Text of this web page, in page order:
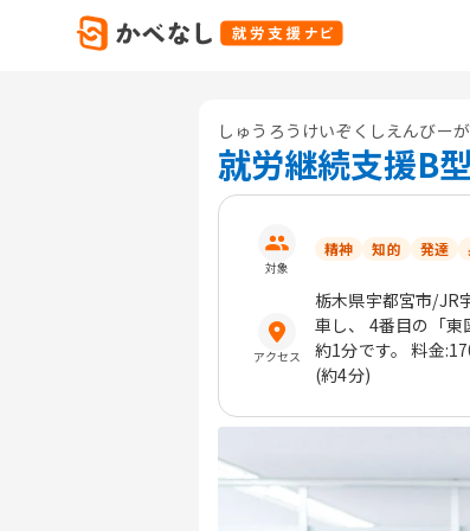
しゅうろうけいぞくしえんびー
就労継続支援B
対象
精神 知的 発達
アクセス
栃木県宇都宮市/JR
車し、 4番目の「
約1分です。 料金
(約4分)